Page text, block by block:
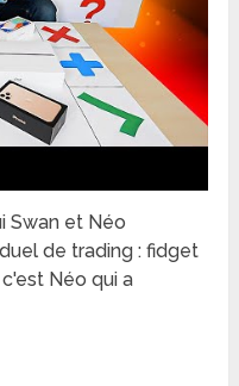
Swan et Néo
de trading : fidget
Néo qui a